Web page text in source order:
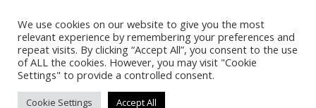
contentPasakon Puypong
(tonypuy)
We use cookies on our website to give you the most
relevant experience by remembering your preferences and
repeat visits. By clicking “Accept All”, you consent to the use
of ALL the cookies. However, you may visit "Cookie
Settings" to provide a controlled consent.
Cookie Settings Accept All